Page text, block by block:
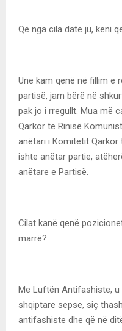
Që nga cila datë ju, keni
Unë kam qenë në fillim e
partisë, jam bërë në
pak jo i rregullt. Mua më
Qarkor të Rinisë
anëtari i Komitetit Qarkor
ishte anëtar partie,
anëtare e Partisë.
Cilat kanë qenë
marrë?
Me Luftën Antifashiste, u
shqiptare sepse, siç
antifashiste dhe që në